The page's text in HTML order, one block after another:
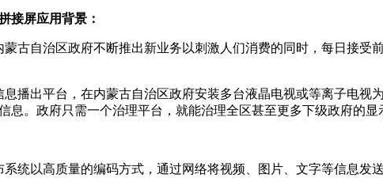
接屏应用背景：
古自治区政府不断推出新业务以刺激人们消费的同时，每日接
播出平台，在内蒙古自治区政府安装多台液晶电视或等离子电
息。政府只需一个治理平台，就能治理全区甚至更多下级政府的
统以高质量的编码方式，通过网络将视频、图片、文字等信息发